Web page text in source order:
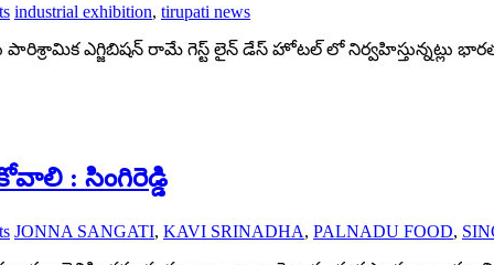
industrial exhibition, tirupati news
ఎగ్జిబిషన్ రామే గెస్ట్ లైన్ డేస్ హోటల్ లో నిర్వహిస్తున్నట్లు
: సింగిరెడ్డి
JONNA SANGATI, KAVI SRINADHA, PALNADU FOOD,